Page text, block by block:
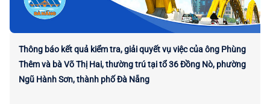
Thông báo kết quả kiểm tra, giải quyết vụ việc của ông Phùng
Thêm và bà Võ Thị Hai, thường trú tại tổ 36 Đồng Nò, phường
Ngũ Hành Sơn, thành phố Đà Nẵng